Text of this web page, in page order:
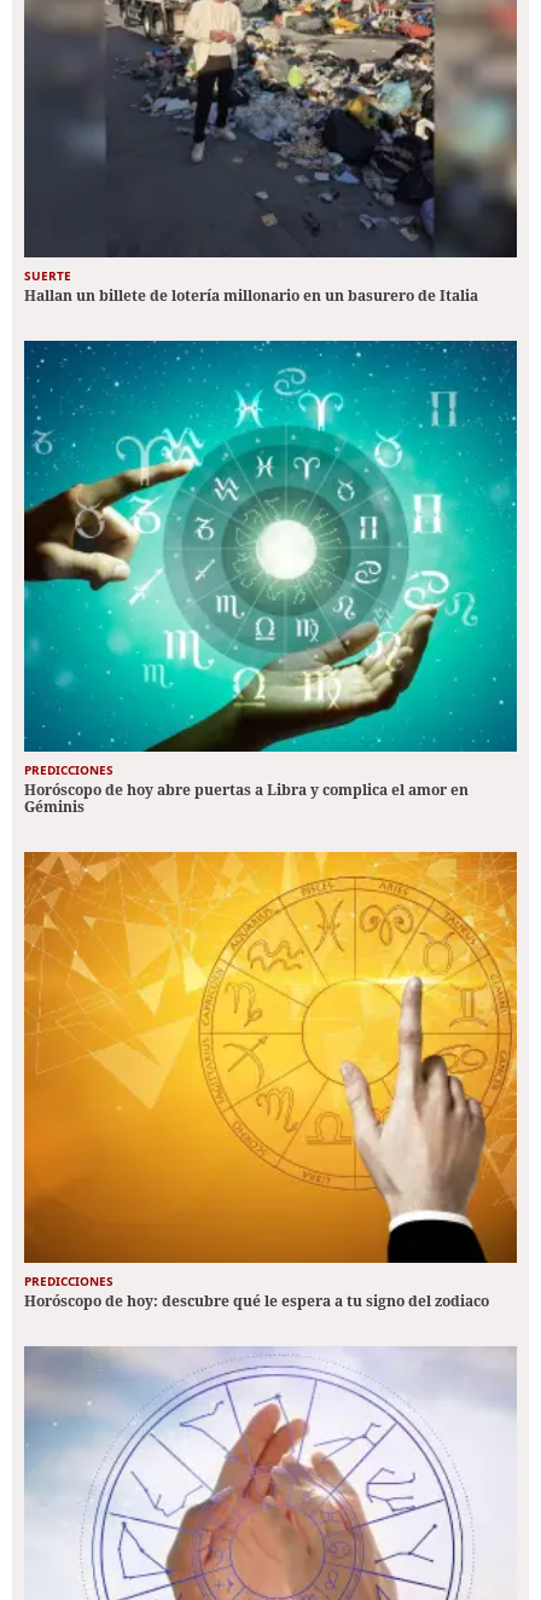
SUERTE
Hallan un billete de lotería millonario en un basurero de Italia
PREDICCIONES
Horóscopo de hoy abre puertas a Libra y complica el amor en
Géminis
PREDICCIONES
Horóscopo de hoy: descubre qué le espera a tu signo del zodiaco